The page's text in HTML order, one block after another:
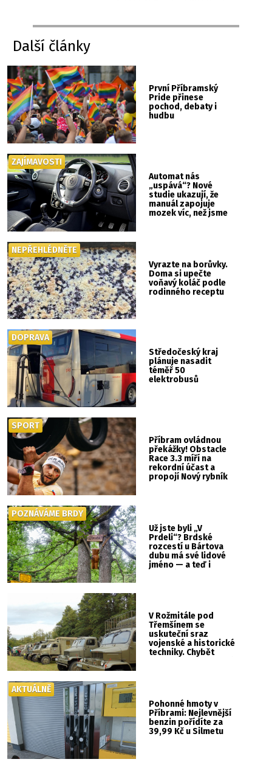
Další články
První Příbramský
Pride přinese
pochod, debaty i
hudbu
Automat nás
„uspává“? Nové
studie ukazují, že
manuál zapojuje
mozek víc, než jsme
ZAJÍMAVOSTI
Vyrazte na borůvky.
Doma si upečte
voňavý koláč podle
rodinného receptu
NEPŘEHLÉDNĚTE
Středočeský kraj
plánuje nasadit
téměř 50
elektrobusů
DOPRAVA
Příbram ovládnou
překážky! Obstacle
Race 3.3 míří na
rekordní účast a
propojí Nový rybník
SPORT
Už jste byli „V
Prdeli“? Brdské
rozcestí u Bártova
dubu má své lidové
jméno — a teď i
POZNÁVÁME BRDY
V Rožmitále pod
Třemšínem se
uskuteční sraz
vojenské a historické
techniky. Chybět
Pohonné hmoty v
Příbrami: Nejlevnější
benzin pořídíte za
39,99 Kč u Silmetu
AKTUÁLNĚ